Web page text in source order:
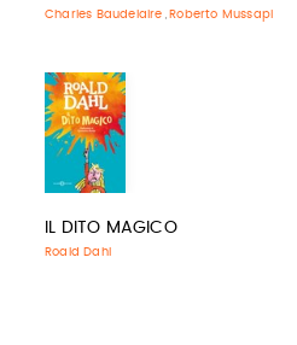
Charles Baudelaire , Roberto Mussapi
IL DITO MAGICO
Roald Dahl